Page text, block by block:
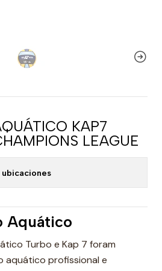
KAP7
LEAGUE
Aquático
Turbo e Kap 7 foram
aquático profissional e